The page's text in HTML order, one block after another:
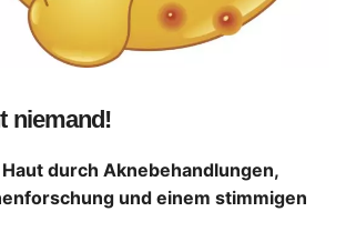
niemand!
durch Aknebehandlungen,
und einem stimmigen